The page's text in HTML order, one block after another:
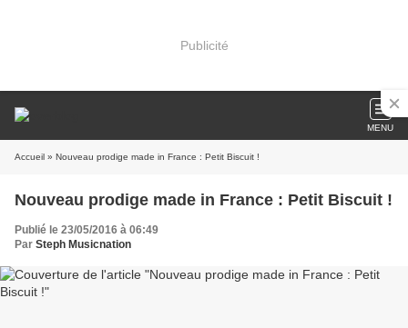
Publicité
MENU
Accueil » Nouveau prodige made in France : Petit Biscuit !
Nouveau prodige made in France : Petit Biscuit !
Publié le 23/05/2016 à 06:49
Par Steph Musicnation